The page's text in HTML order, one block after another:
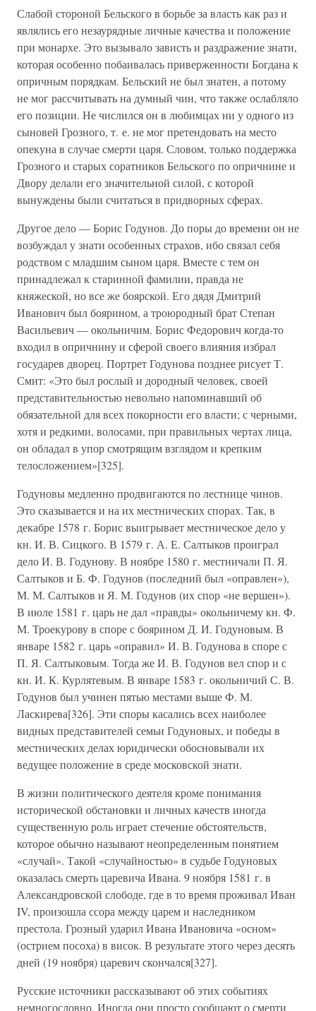
Слабой стороной Бельского в борьбе за власть как раз и
являлись его незаурядные личные качества и положение
при монархе. Это вызывало зависть и раздражение знати,
которая особенно побаивалась приверженности Богдана к
опричным порядкам. Бельский не был знатен, а потому
не мог рассчитывать на думный чин, что также ослабляло
его позиции. Не числился он в любимцах ни у одного из
сыновей Грозного, т. е. не мог претендовать на место
опекуна в случае смерти царя. Словом, только поддержка
Грозного и старых соратников Бельского по опричнине и
Двору делали его значительной силой, с которой
вынуждены были считаться в придворных сферах.
Другое дело — Борис Годунов. До поры до времени он не
возбуждал у знати особенных страхов, ибо связал себя
родством с младшим сыном царя. Вместе с тем он
принадлежал к старинной фамилии, правда не
княжеской, но все же боярской. Его дядя Дмитрий
Иванович был боярином, а троюродный брат Степан
Васильевич — окольничим. Борис Федорович когда-то
входил в опричнину и сферой своего влияния избрал
государев дворец. Портрет Годунова позднее рисует Т.
Смит: «Это был рослый и дородный человек, своей
представительностью невольно напоминавший об
обязательной для всех покорности его власти; с черными,
хотя и редкими, волосами, при правильных чертах лица,
он обладал в упор смотрящим взглядом и крепким
телосложением»[325].
Годуновы медленно продвигаются по лестнице чинов.
Это сказывается и на их местнических спорах. Так, в
декабре 1578 г. Борис выигрывает местническое дело у
кн. И. В. Сицкого. В 1579 г. А. Е. Салтыков проиграл
дело И. В. Годунову. В ноябре 1580 г. местничали П. Я.
Салтыков и Б. Ф. Годунов (последний был «оправлен»),
М. М. Салтыков и Я. М. Годунов (их спор «не вершен»).
В июле 1581 г. царь не дал «правды» окольничему кн. Ф.
М. Троекурову в споре с боярином Д. И. Годуновым. В
январе 1582 г. царь «оправил» И. В. Годунова в споре с
П. Я. Салтыковым. Тогда же И. В. Годунов вел спор и с
кн. И. К. Курлятевым. В январе 1583 г. окольничий С. В.
Годунов был учинен пятью местами выше Ф. М.
Ласкирева[326]. Эти споры касались всех наиболее
видных представителей семьи Годуновых, и победы в
местнических делах юридически обосновывали их
ведущее положение в среде московской знати.
В жизни политического деятеля кроме понимания
исторической обстановки и личных качеств иногда
существенную роль играет стечение обстоятельств,
которое обычно называют неопределенным понятием
«случай». Такой «случайностью» в судьбе Годуновых
оказалась смерть царевича Ивана. 9 ноября 1581 г. в
Александровской слободе, где в то время проживал Иван
IV, произошла ссора между царем и наследником
престола. Грозный ударил Ивана Ивановича «осном»
(острием посоха) в висок. В результате этого через десять
дней (19 ноября) царевич скончался[327].
Русские источники рассказывают об этих событиях
немногословно. Иногда они просто сообщают о смерти